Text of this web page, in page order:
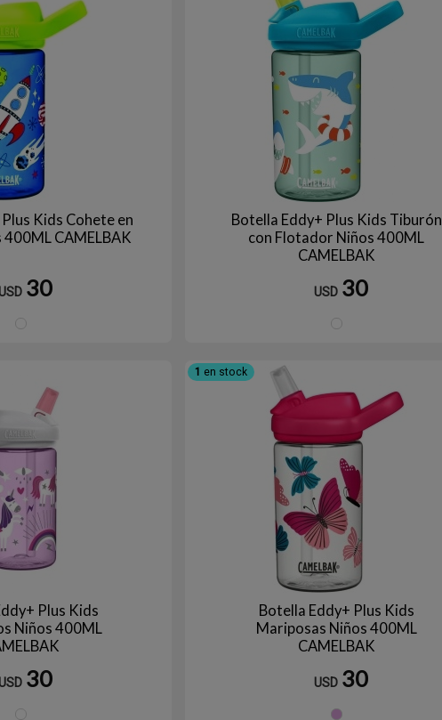
Kids Cohete en
400ML CAMELBAK
30
Botella Eddy+ Plus Kids Tiburón
con Flotador Niños 400ML
CAMELBAK
USD 30
Plus Kids
Niños 400ML
30
1 en stock
Botella Eddy+ Plus Kids
Mariposas Niños 400ML
CAMELBAK
USD 30